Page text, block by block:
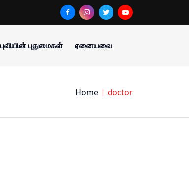
புவியின் புதுமைகள் ஏனையவை
Home doctor